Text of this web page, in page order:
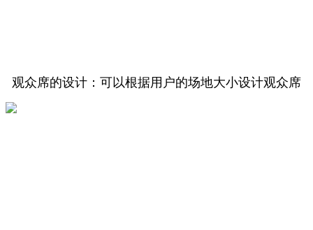
观众席的设计： 可以根据用户的场地大小设计观众席